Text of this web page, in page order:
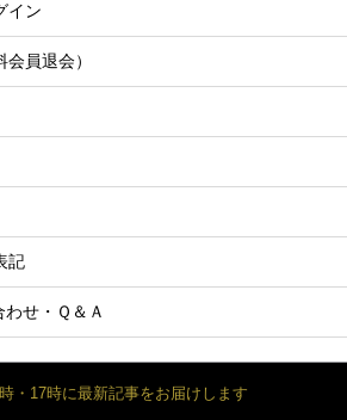
イン
員退会）
記
せ・Ｑ＆Ａ
・17時に最新記事をお届けします